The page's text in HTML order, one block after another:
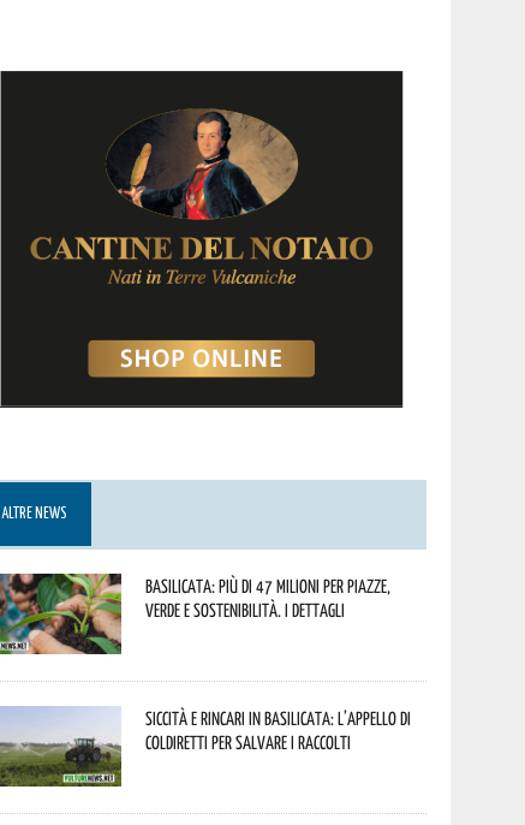
ALTRE NEWS
Basilicata: più di 47 milioni per piazze,
verde e sostenibilità. I dettagli
Siccità e rincari in Basilicata: l’appello di
Coldiretti per salvare i raccolti